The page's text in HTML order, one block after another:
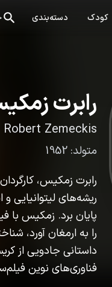
کودک دسته‌بندی
رابرت
Robert Zemeckis
متولد: 1952
ریشه‌های لیتوانیایی
پایان برد. زمکیس با
داستانی جادویی از
فناوری‌های نوین